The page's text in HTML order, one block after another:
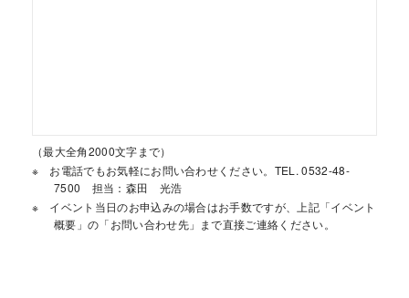
（最大全角2000文字まで）
お電話でもお気軽にお問い合わせください。TEL. 0532-48-
7500 担当：森田 光浩
イベント当日のお申込みの場合はお手数ですが、上記「イベント
概要」の「お問い合わせ先」まで直接ご連絡ください。